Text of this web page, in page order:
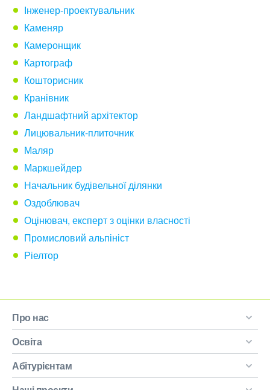
Інженер-проектувальник
Каменяр
Камеронщик
Картограф
Кошторисник
Кранівник
Ландшафтний архітектор
Лицювальник-плиточник
Маляр
Маркшейдер
Начальник будівельної ділянки
Оздоблювач
Оцінювач, експерт з оцінки власності
Промисловий альпініст
Ріелтор
Про нас
Освіта
Абітурієнтам